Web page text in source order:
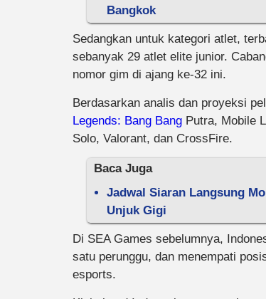
Bangkok
Sedangkan untuk kategori atlet,
sebanyak 29 atlet elite junior.
nomor gim di ajang ke-32 ini.
Berdasarkan analis dan proyeksi
Legends: Bang Bang Putra, Mobile
Solo, Valorant, dan CrossFire.
Baca Juga
Jadwal Siaran Langsung
Unjuk Gigi
Di SEA Games sebelumnya,
satu perunggu, dan menempati
esports.